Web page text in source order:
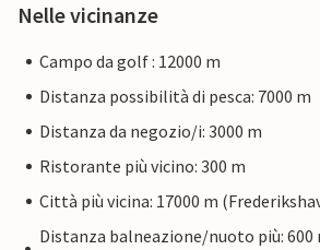
Nelle vicinanze
Campo da golf : 12000 m
Distanza possibilità di pesca: 7000 m
Distanza da negozio/i: 3000 m
Ristorante più vicino: 300 m
Città più vicina: 17000 m
Distanza balneazione/nuoto più: 600